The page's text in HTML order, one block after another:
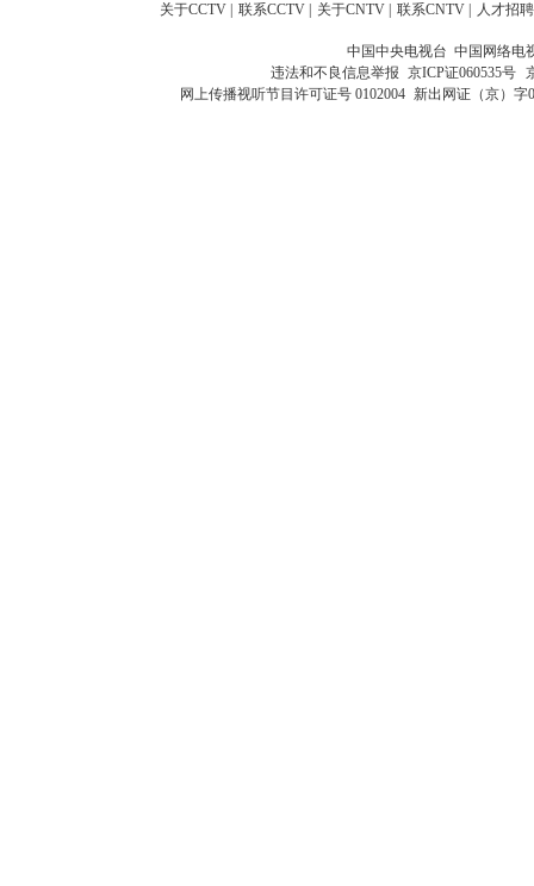
关于CCTV 联系CCTV 关于CNTV 联系CNTV 人才招聘
中国中央电视台 中国网络电
违法和不良信息举报 京ICP证060535号
网上传播视听节目许可证号 0102004 新出网证（京）